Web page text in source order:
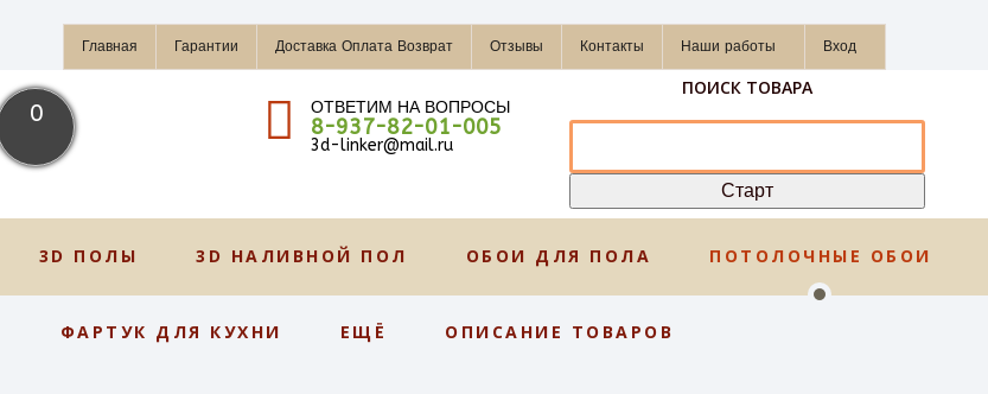
Главная Гарантии Доставка Оплата Возврат Отзывы Контакты Наши работы Вход
0 ОТВЕТИМ НА ВОПРОСЫ
8-937-82-01-005
3d-linker@mail.ru
ПОИСК ТОВАРА
3D ПОЛЫ 3D НАЛИВНОЙ ПОЛ ОБОИ ДЛЯ ПОЛА ПОТОЛОЧНЫЕ ОБОИ
ФАРТУК ДЛЯ КУХНИ ЕЩЁ ОПИСАНИЕ ТОВАРОВ